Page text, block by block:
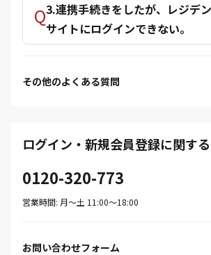
3.連携手続きをしたが、レジデ
サイトにログインできない。
その他のよくある質問
ログイン・新規会員登録に関す
0120-320-773
営業時間: 月〜土 11:00〜18:00
お問い合わせフォーム